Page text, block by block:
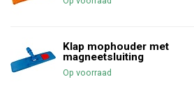
Klap mophouder met
magneetsluiting
Op voorraad